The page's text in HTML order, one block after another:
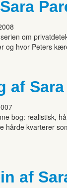
om
og hvor Peters
af
bog: realistisk,
hårde kvarterer
af